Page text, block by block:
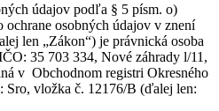
údajov podľa § 5 písm. o)
ochrane osobných údajov v znení
len „Zákon“) je právnická osoba
35 703 334, Nové záhrady l/11,
v Obchodnom registri Okresného
Sro, vložka č. 12176/B (ďalej len: